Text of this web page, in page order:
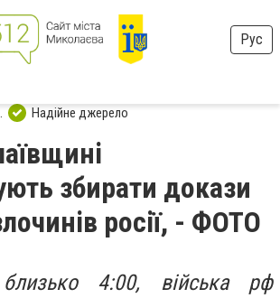
Рус
Надійне джерело
збирати докази
росії, - ФОТО
4:00, війська рф